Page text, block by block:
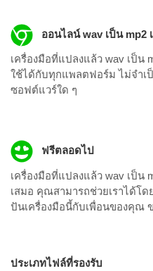
ออนไลน์ wav เป็น mp2
เครื่องมือที่แปลงแล้ว wav เป็น
ใช้ได้กับทุกแพลตฟอร์ม ไม่จำเ
ซอฟต์แวร์ใด ๆ
ฟรีตลอดไป
เครื่องมือที่แปลงแล้ว wav เป็น
เสมอ คุณสามารถช่วยเราได้โ
ปันเครื่องมือนี้กับเพื่อนของคุณ
ประเภทไฟล์ที่รองรับ